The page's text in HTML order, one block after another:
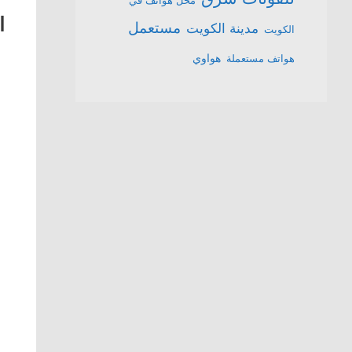
الكويت مدينة الكويت مستعمل
هواتف مستعملة هواوي